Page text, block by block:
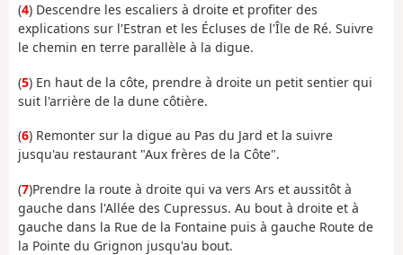
(4) Descendre les escaliers à droite et profiter des
explications sur l'Estran et les Écluses de l'Île de Ré. Suivre
le chemin en terre parallèle à la digue.
(5) En haut de la côte, prendre à droite un petit sentier qui
suit l'arrière de la dune côtière.
(6) Remonter sur la digue au Pas du Jard et la suivre
jusqu'au restaurant "Aux frères de la Côte".
(7)Prendre la route à droite qui va vers Ars et aussitôt à
gauche dans l'Allée des Cupressus. Au bout à droite et à
gauche dans la Rue de la Fontaine puis à gauche Route de
la Pointe du Grignon jusqu'au bout.